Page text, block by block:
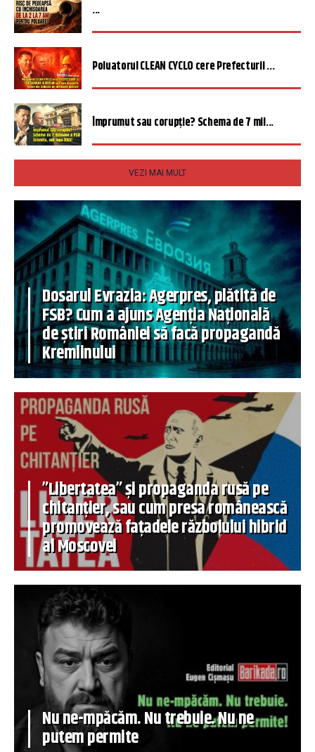
...
Poluatorul CLEAN CYCLO cere Prefecturii ...
Împrumut sau corupție? Schema de 7 mil...
VEZI MAI MULT
Dosarul Evrazia: Agerpres, plătită de
FSB? Cum a ajuns Agenția Națională
de știri României să facă propagandă
Kremlinului
”Libertatea” și propaganda rusă pe
chitanțier, sau cum presa românească
promovează fațadele războiului hibrid
al Moscovei
Nu ne-mpăcăm. Nu trebuie. Nu ne
putem permite